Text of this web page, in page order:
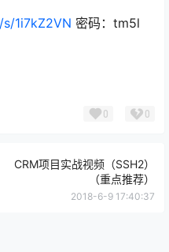
1i7kZ2VN 密码：tm5l
0 0
CRM项目实战视频（SSH2）
（重点推荐）
2018-6-9 17:40:37